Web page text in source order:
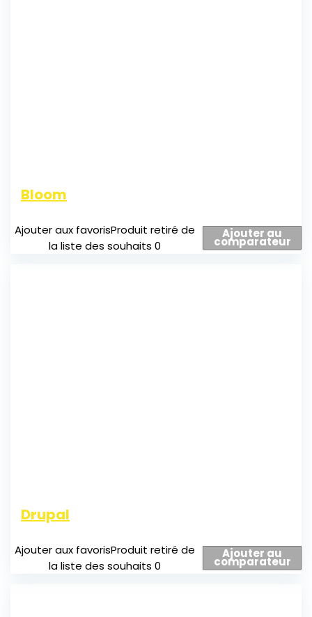
Bloom
Ajouter aux favorisProduit retiré de
la liste des souhaits 0
Ajouter au
comparateur
Drupal
Ajouter aux favorisProduit retiré de
la liste des souhaits 0
Ajouter au
comparateur